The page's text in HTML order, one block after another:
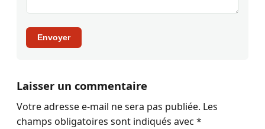
Envoyer
Laisser un commentaire
Votre adresse e-mail ne sera pas publiée. Les
champs obligatoires sont indiqués avec *